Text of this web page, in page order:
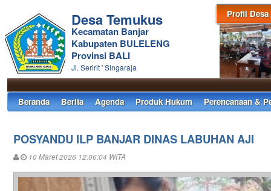
Profil Desa
Desa Temukus
Kecamatan Banjar
Kabupaten BULELENG
Provinsi BALI
Jl. Seririt ' Singaraja
Beranda Berita Agenda Produk Hukum Perencanaan &
POSYANDU ILP BANJAR DINAS LABUHAN AJI
10 Maret 2026 12:06:04 WITA